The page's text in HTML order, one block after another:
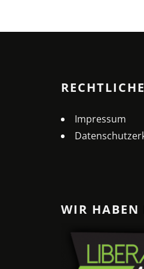
Impressum
WIR